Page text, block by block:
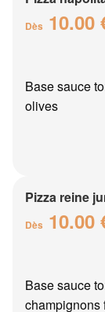
Dès 10.00
Base sauce
olives
Pizza reine
Dès 10.00
Base sauce
champignons